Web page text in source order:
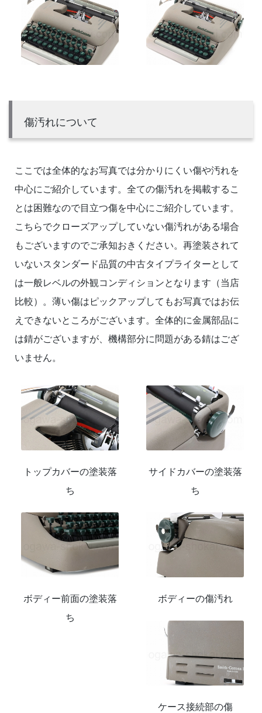
傷汚れについて
ここでは全体的なお写真では分かりにくい傷や汚れを
中心にご紹介しています。全ての傷汚れを掲載するこ
とは困難なので目立つ傷を中心にご紹介しています。
こちらでクローズアップしていない傷汚れがある場合
もございますのでご承知おきください。再塗装されて
いないスタンダード品質の中古タイプライターとして
は一般レベルの外観コンディションとなります（当店
比較）。薄い傷はピックアップしてもお写真ではお伝
えできないところがございます。全体的に金属部品に
は錆がございますが、機構部分に問題がある錆はござ
いません。
トップカバーの塗装落
ち
サイドカバーの塗装落
ち
ボディー前面の塗装落
ち
ボディーの傷汚れ
ケース接続部の傷